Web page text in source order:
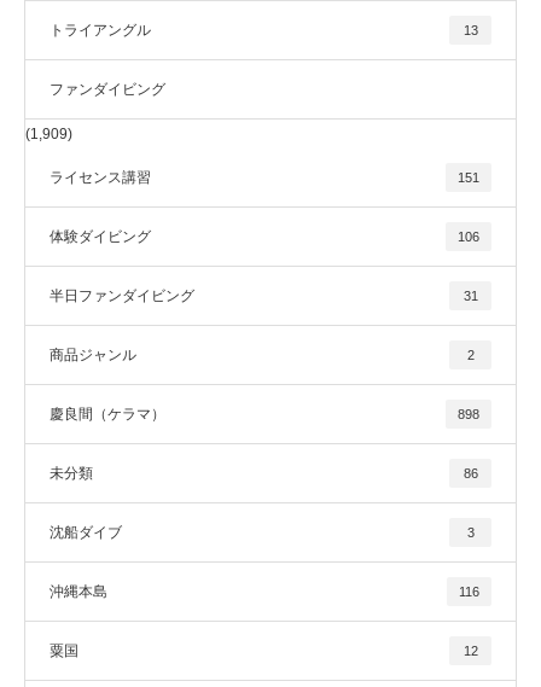
トライアングル 13
ファンダイビング
(1,909)
ライセンス講習 151
体験ダイビング 106
半日ファンダイビング 31
商品ジャンル 2
慶良間（ケラマ） 898
未分類 86
沈船ダイブ 3
沖縄本島 116
粟国 12